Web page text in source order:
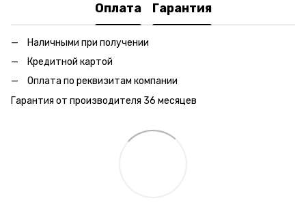
Оплата Гарантия
Наличными при получении
Кредитной картой
Оплата по реквизитам компании
Гарантия от производителя 36 месяцев